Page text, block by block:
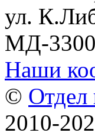
ул.
МД-3300
Наши
© Отдел
2010-